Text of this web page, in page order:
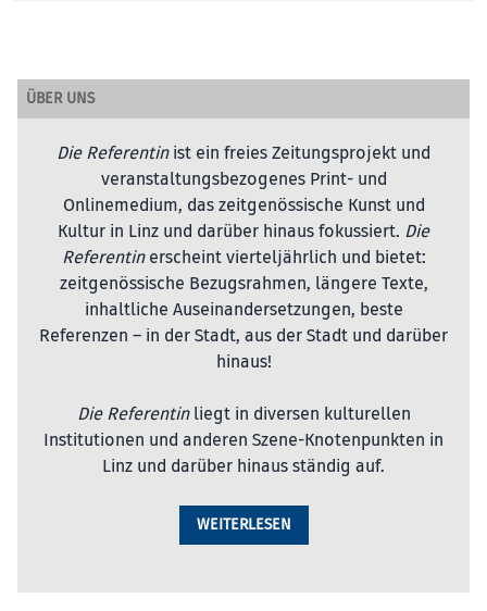
ÜBER UNS
Die Referentinist ein freies Zeitungsprojekt und
veranstaltungsbezogenes Print- und
Onlinemedium, das zeitgenössische Kunst und
Kultur in Linz und darüber hinaus fokussiert. Die
Referentinerscheint vierteljährlich und bietet:
zeitgenössische Bezugsrahmen, längere Texte,
inhaltliche Auseinandersetzungen, beste
Referenzen – in der Stadt, aus der Stadt und darüber
hinaus!
Die Referentinliegt in diversen kulturellen
Institutionen und anderen Szene-Knotenpunkten in
Linz und darüber hinaus ständig auf.
WEITERLESEN